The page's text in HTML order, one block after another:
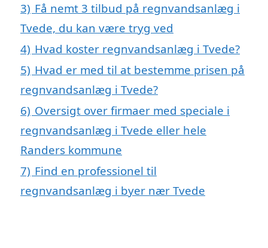
3) Få nemt 3 tilbud på regnvandsanlæg i
Tvede, du kan være tryg ved
4) Hvad koster regnvandsanlæg i Tvede?
5) Hvad er med til at bestemme prisen på
regnvandsanlæg i Tvede?
6) Oversigt over firmaer med speciale i
regnvandsanlæg i Tvede eller hele
Randers kommune
7) Find en professionel til
regnvandsanlæg i byer nær Tvede